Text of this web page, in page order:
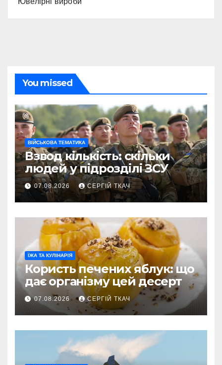
You missed
ВІЙСЬКОВА ТЕМАТИКА
Взвод кількість: скільки
людей у підрозділі ЗСУ
07.08.2026 СЕРГІЙ ТКАЧ
ЇЖА ТА КУЛІНАРІЯ
Користь печених яблук: що
дає організму цей десерт
07.08.2026 СЕРГІЙ ТКАЧ